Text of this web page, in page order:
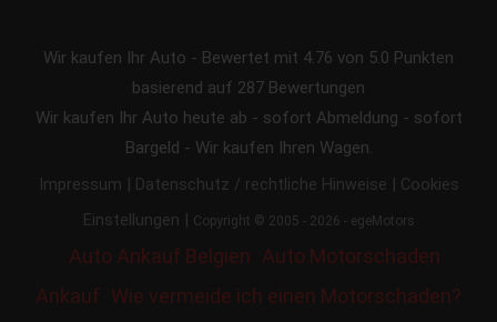
Wir kaufen Ihr Auto - Bewertet mit 4.76 von 5.0 Punkten
basierend auf 287 Bewertungen
Wir kaufen Ihr Auto heute ab - sofort Abmeldung - sofort
Bargeld - Wir kaufen Ihren Wagen.
Impressum | Datenschutz / rechtliche Hinweise | Cookies
Einstellungen | Copyright © 2005 - 2026 - egeMotors
Auto Ankauf Belgien
Auto Motorschaden
Ankauf Wie vermeide ich einen Motorschaden?